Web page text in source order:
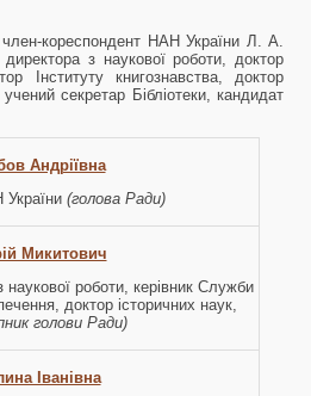
член-кореспондент НАН України Л. А.
з наукової роботи, доктор
Інституту книгознавства, доктор
секретар Бібліотеки, кандидат
Андріївна
(голова Ради)
Микитович
наукової роботи, керівник Служби
доктор історичних наук,
голови Ради)
Іванівна